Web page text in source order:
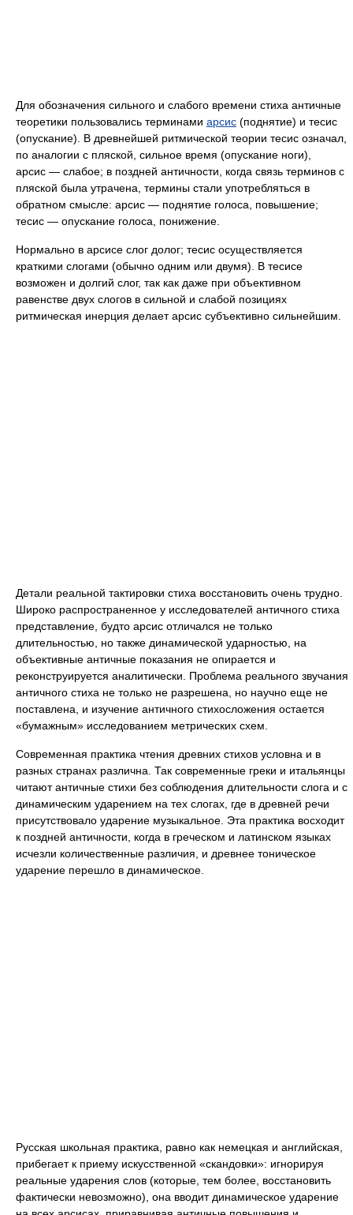
Для обозначения сильного и слабого времени стиха античные
теоретики пользовались терминами арсис (поднятие) и тесис
(опускание). В древнейшей ритмической теории тесис означал,
по аналогии с пляской, сильное время (опускание ноги),
арсис — слабое; в поздней античности, когда связь терминов с
пляской была утрачена, термины стали употребляться в
обратном смысле: арсис — поднятие голоса, повышение;
тесис — опускание голоса, понижение.
Нормально в арсисе слог долог; тесис осуществляется
краткими слогами (обычно одним или двумя). В тесисе
возможен и долгий слог, так как даже при объективном
равенстве двух слогов в сильной и слабой позициях
ритмическая инерция делает арсис субъективно сильнейшим.
Детали реальной тактировки стиха восстановить очень трудно.
Широко распространенное у исследователей античного стиха
представление, будто арсис отличался не только
длительностью, но также динамической ударностью, на
объективные античные показания не опирается и
реконструируется аналитически. Проблема реального звучания
античного стиха не только не разрешена, но научно еще не
поставлена, и изучение античного стихосложения остается
«бумажным» исследованием метрических схем.
Современная практика чтения древних стихов условна и в
разных странах различна. Так современные греки и итальянцы
читают античные стихи без соблюдения длительности слога и с
динамическим ударением на тех слогах, где в древней речи
присутствовало ударение музыкальное. Эта практика восходит
к поздней античности, когда в греческом и латинском языках
исчезли количественные различия, и древнее тоническое
ударение перешло в динамическое.
Русская школьная практика, равно как немецкая и английская,
прибегает к приему искусственной «скандовки»: игнорируя
реальные ударения слов (которые, тем более, восстановить
фактически невозможно), она вводит динамическое ударение